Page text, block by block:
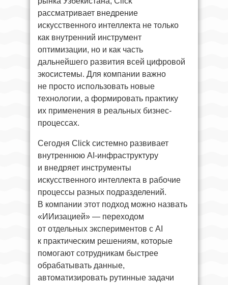
рассматривает внедрение
искусственного интеллекта не только
как внутренний инструмент
оптимизации, но и как часть
дальнейшего развития всей цифровой
экосистемы. Для компании важно
не просто использовать новые
технологии, а формировать практику
их применения в реальных бизнес-
процессах.
Сегодня Click системно развивает
внутреннюю AI-инфраструктуру
и внедряет инструменты
искусственного интеллекта в рабочие
процессы разных подразделений.
В компании этот подход можно назвать
«ИИизацией» — переходом
от отдельных экспериментов с AI
к практическим решениям, которые
помогают сотрудникам быстрее
обрабатывать данные,
автоматизировать рутинные задачи